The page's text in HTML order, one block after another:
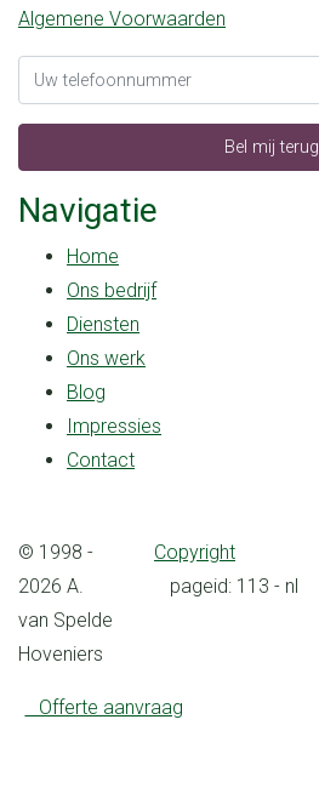
Algemene Voorwaarden
Bel mij terug
Navigatie
Home
Ons bedrijf
Diensten
Ons werk
Blog
Impressies
Contact
© 1998 -
2026 A.
van Spelde
Hoveniers
Copyright
pageid: 113 - nl
Offerte aanvraag